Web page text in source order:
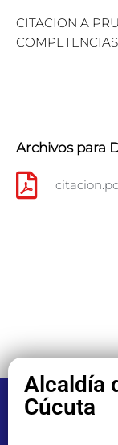
CITACION A
Archivos para
Alcaldía
Cúcuta